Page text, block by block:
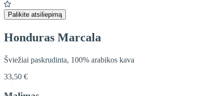
Palikite atsiliepimą
Honduras Marcala
Šviežiai paskrudinta, 100% arabikos kava
33,50 €